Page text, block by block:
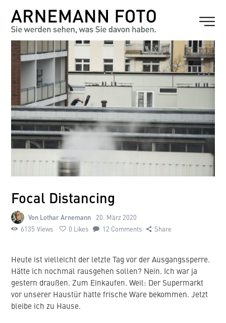
Focal Distancing
Von Lothar Arnemann 20. März 2020
6135 Views 0 Likes 12 Comments Share
Heute ist vielleicht der letzte Tag vor der Ausgangssperre.
Hätte ich nochmal rausgehen sollen? Nein. Ich war ja
gestern draußen. Zum Einkaufen. Weil: Der Supermarkt
vor unserer Haustür hatte frische Ware bekommen. Jetzt
bleibe ich zu Hause.